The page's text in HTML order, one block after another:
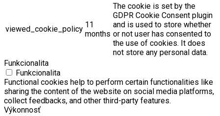
viewed_cookie_policy 11
months
The cookie is set by the
GDPR Cookie Consent plugin
and is used to store whether
or not user has consented to
the use of cookies. It does
not store any personal data.
Funkcionalita
Funkcionalita
Functional cookies help to perform certain functionalities like
sharing the content of the website on social media platforms,
collect feedbacks, and other third-party features.
Výkonnosť